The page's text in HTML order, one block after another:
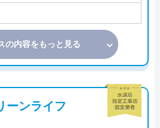
の内容をもっと見る
ーンライフ